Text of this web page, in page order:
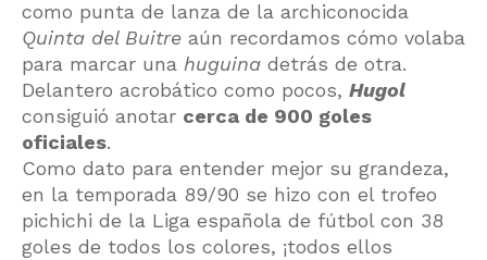
como punta de lanza de la archiconocida
Quinta del Buitre aún recordamos cómo volaba
para marcar una huguina detrás de otra.
Delantero acrobático como pocos, Hugol
consiguió anotar cerca de 900 goles
oficiales.
Como dato para entender mejor su grandeza,
en la temporada 89/90 se hizo con el trofeo
pichichi de la Liga española de fútbol con 38
goles de todos los colores, ¡todos ellos